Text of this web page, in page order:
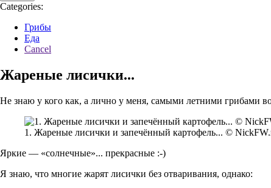
Categories:
Грибы
Еда
Cancel
Жареные лисички...
Не знаю у кого как, а лично у меня, самыми летними грибами
1. Жареные лисички и запечённый картофель... ©
Яркие — «солнечные»... прекрасные :-)
Я знаю, что многие жарят лисички без отваривания, однако: